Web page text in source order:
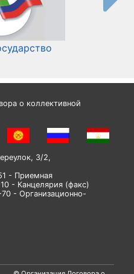
о коллективной
3/2,
- Приемная
- Канцелярия (факс)